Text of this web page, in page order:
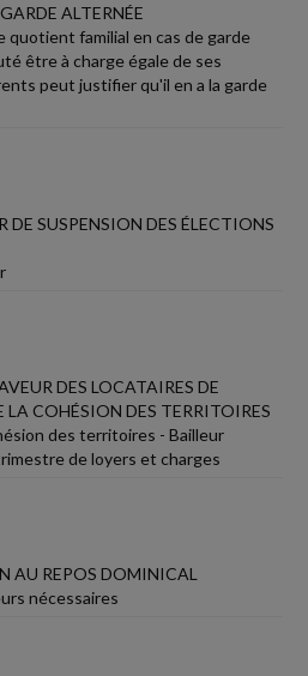
ALTERNÉE
quotient familial en cas de garde
être à charge égale de ses
peut justifier qu'il en a la garde
SUSPENSION DES ÉLECTIONS
DES LOCATAIRES DE
LA COHÉSION DES TERRITOIRES
des territoires - Bailleur
de loyers et charges
AU REPOS DOMINICAL
nécessaires